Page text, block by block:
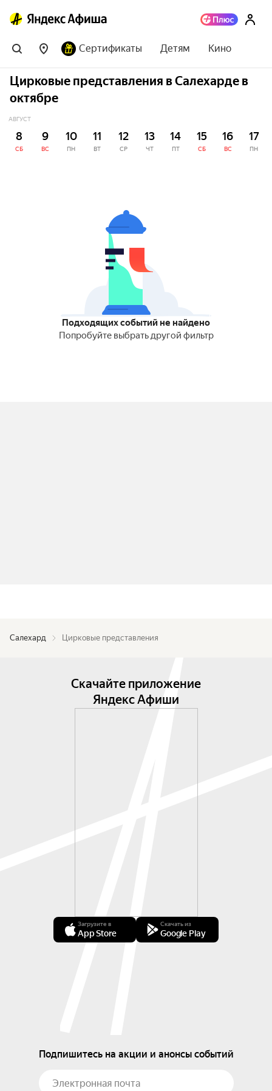
Сертификаты Детям Кино
Цирковые представления в Салехарде в
октябре
АВГУСТ
8
СБ
9
ВС
10
ПН
11
ВТ
12
СР
13
ЧТ
14
ПТ
15
СБ
16
ВС
17
ПН
Подходящих событий не найдено
Попробуйте выбрать другой фильтр
Салехард Цирковые представления
Скачайте приложение
Яндекс Афиши
Загрузите в
App Store
Скачать из
Google Play
Подпишитесь на акции и анонсы событий